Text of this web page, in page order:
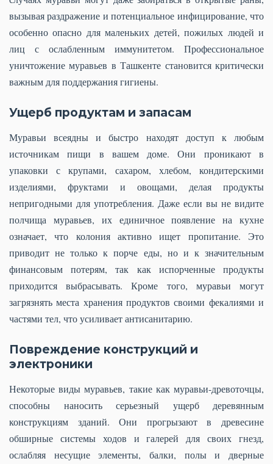
вызывая раздражение и потенциальное инфицирование, что
особенно опасно для маленьких детей, пожилых людей и
лиц с ослабленным иммунитетом. Профессиональное
уничтожение муравьев в Ташкенте становится критически
важным для поддержания гигиены.
Ущерб продуктам и запасам
Муравьи всеядны и быстро находят доступ к любым
источникам пищи в вашем доме. Они проникают в
упаковки с крупами, сахаром, хлебом, кондитерскими
изделиями, фруктами и овощами, делая продукты
непригодными для употребления. Даже если вы не видите
полчища муравьев, их единичное появление на кухне
означает, что колония активно ищет пропитание. Это
приводит не только к порче еды, но и к значительным
финансовым потерям, так как испорченные продукты
приходится выбрасывать. Кроме того, муравьи могут
загрязнять места хранения продуктов своими фекалиями и
частями тел, что усиливает антисанитарию.
Повреждение конструкций и
электроники
Некоторые виды муравьев, такие как муравьи-древоточцы,
способны наносить серьезный ущерб деревянным
конструкциям зданий. Они прогрызают в древесине
обширные системы ходов и галерей для своих гнезд,
ослабляя несущие элементы, балки, полы и дверные